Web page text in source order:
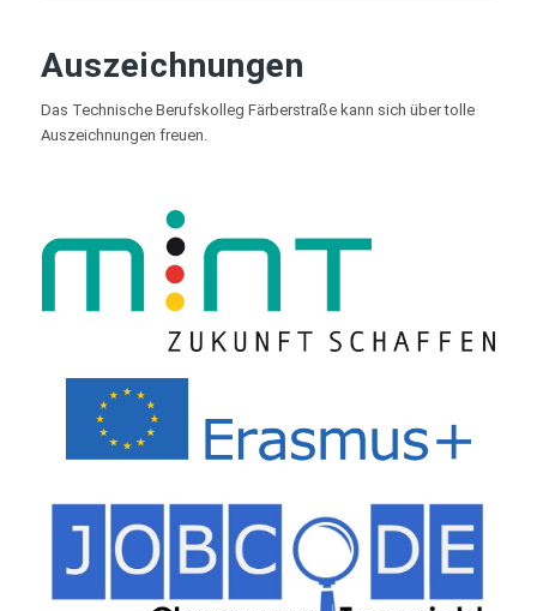
Auszeichnungen
Das Technische Berufskolleg Färberstraße kann sich über tolle
Auszeichnungen freuen.